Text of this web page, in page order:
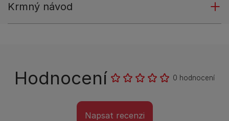
Krmný návod
Hodnocení 0 hodnocení
Napsat recenzi